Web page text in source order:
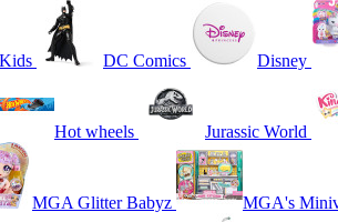
DC Comics Disney
Hot wheels Jurassic World
MGA Glitter Babyz MGA's